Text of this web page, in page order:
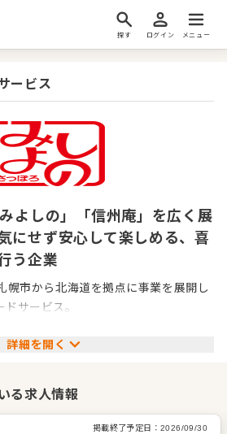
探す ログイン メニュー
ービス
よしの」「信州庵」を広く展
にせず安心して楽しめる、喜
う企業
幌市から北海道を拠点に事業を展開し
サービス。
よしの」直営25店舗、そば処「信州
して、人気チェーンにまで成長してき
詳細を開く
る求人情報
掲載終了予定日： 2026/09/30